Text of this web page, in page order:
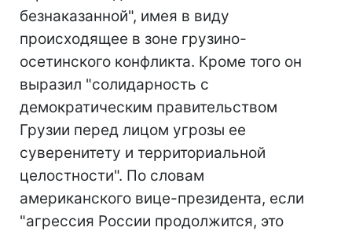
безнаказанной", имея в виду
происходящее в зоне грузино-
осетинского конфликта. Кроме того он
выразил "солидарность с
демократическим правительством
Грузии перед лицом угрозы ее
суверенитету и территориальной
целостности". По словам
американского вице-президента, если
"агрессия России продолжится, это